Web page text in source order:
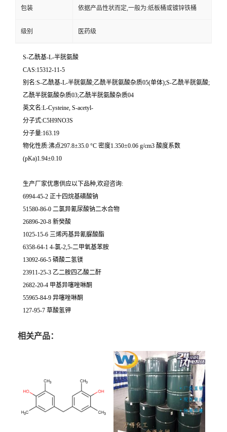
包装 依据产品性状而定,一般为:纸板桶或镀锌铁桶
级别 医药级
S-乙酰基-L-半胱氨酸
CAS:15312-11-5
别名:S-乙酰基-L-半胱氨酸;乙酰半胱氨酸杂质05(单体);S-乙酰半胱氨酸;
乙酰半胱氨酸杂质03;乙酰半胱氨酸杂质04
英文名:L-Cysteine, S-acetyl-
分子式:C5H9NO3S
分子量:163.19
物化性质:沸点297.8±35.0 °C 密度1.350±0.06 g/cm3 酸度系数
(pKa)1.94±0.10
生产厂家优惠供应以下品种,欢迎咨询:
6994-45-2 正十四烷基磺酸钠
51580-86-0 二氯异氰尿酸钠二水合物
26896-20-8 新癸酸
1025-15-6 三烯丙基异氰脲酸酯
6358-64-1 4-氯-2,5-二甲氧基苯胺
13092-66-5 磷酸二氢镁
23911-25-3 乙二胺四乙酸二酐
2682-20-4 甲基异噻唑啉酮
55965-84-9 异噻唑啉酮
127-95-7 草酸氢钾
相关产品：